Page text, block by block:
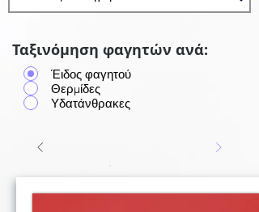
Ταξινόμηση φαγητών ανά:
Έιδος φαγητού
Θερμίδες
Υδατάνθρακες